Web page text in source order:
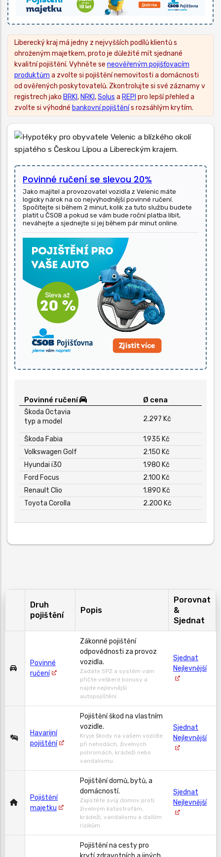
Liberecký kraj má jedny z nejvyšších podílů klientů s
ohroženým majetkem, proto je důležité mít sjednané
kvalitní pojištění. Vyhněte se neověřeným pojišťovacím
produktům a zvolte si pojištění nemovitosti a domácnosti
od ověřených poskytovatelů. Zkontrolujte si své záznamy v
registrech jako BRKI,NRKI,Solus a REPI pro lepší přehled a
zvolte si výhodné bankovní pojištěnís rozsáhlým krytím.
Povinné ručení se slevou 20%
Jako majitel a provozovatel vozidla z Velenic máte
logicky nárok na co nejvýhodnější povinné ručení.
Spočítejte si během 2 minut, kolik za tuto službu budete
platit u ČSOB a pokud se vám bude roční platba líbit,
neváhejte a sjednejte si jej během pár minut online.
Povinné ručení Ø cena
Škoda Octavia
typ a model
2.297 Kč
Škoda Fabia
1.935 Kč
Volkswagen Golf
2.150 Kč
Hyundai i30
1.980 Kč
Ford Focus
2.100 Kč
Renault Clio
1.890 Kč
Toyota Corolla
2.200 Kč
Druh
pojištění
Popis
Porovnat
&
Sjednat
Povinné
ručení
Zákonné pojištění
odpovědnosti za provoz
vozidla.
Zadáte SPZ a systém vám
přičte veškeré bonusy a
najde nejlevnější
autopojištění.
Sjednat
Nejlevnější
Havarijní
pojištění
Pojištění škod na vlastním
vozidle.
Kryje škody na vašem vozidle
při nehodách, živelných
pohromách, krádeži nebo
vandalismu.
Sjednat
Nejlevnější
Pojištění
majetku
Pojištění domů, bytů, a
domácností.
Zajistěte svůj domov proti
živelným katastrofám,
krádeži, vandalismu a dalším
rizikům.
Sjednat
Nejlevnější
Pojištění na cesty pro